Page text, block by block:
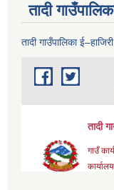
तादी
तादी गाउँपालिका